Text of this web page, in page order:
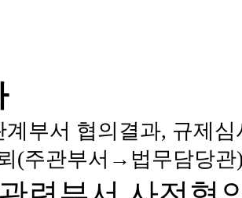
계부서 협의결과, 규제
(주관부서→법무담당